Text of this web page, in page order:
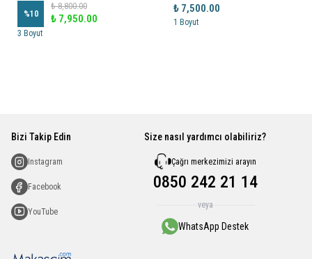
%10
₺ 8,800.00
₺ 7,950.00
3 Boyut
₺ 7,500.00
1 Boyut
Bizi Takip Edin
Instagram
Facebook
YouTube
Size nasıl yardımcı olabiliriz?
Çağrı merkezimizi arayın
0850 242 21 14
veya
WhatsApp Destek